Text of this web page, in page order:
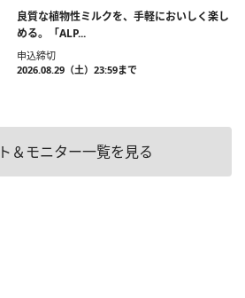
良質な植物性ミルクを、手軽においしく楽し
める。「ALP...
申込締切
2026.08.29（土）23:59まで
＆モニター一覧を見る